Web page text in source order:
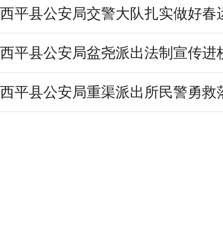
西平县公安局交警大队扎实做好春
西平县公安局盆尧派出法制宣传进
西平县公安局重渠派出所民警勇救